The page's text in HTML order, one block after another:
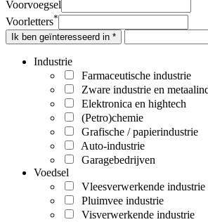
Voorvoegsel
Voorletters*
Ik ben geïnteresseerd in *
Industrie
Farmaceutische industrie
Zware industrie en
Elektronica en hightech
(Petro)chemie
Grafische / papierindustrie
Auto-industrie
Garagebedrijven
Voedsel
Vleesverwerkende industrie
Pluimvee industrie
Visverwerkende industrie